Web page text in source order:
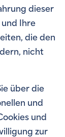
dieser
Ihre
die den
nicht
über die
und
und
zur